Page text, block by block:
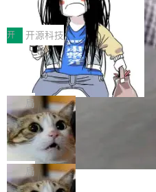
得住、用得稳、省得下、更安全
始，Token使用一目...
q2Seq 和 DocAI 的共同发明人
yals（Gemini 联合负责人，
中文驱动的数字员工，自主理解
骤、编写代码。不挑模型、不挑
装完即用。 开源地址：Gitee ·
b 安装 支持 Java 8+（8~26）
x / Windows / Harmony PC。 #
x / Harmony PC curl -fsSL
r.org/solon...
价值潜能：华为云码道（
代码仓技术解析
一、代码仓深度理解技术的作用
程实践中，代码仓是企业核心知
体。企业级代码仓库通常包含数
个文件，其规模远超单次模型调
文窗口。随着项目规模的持续扩
不断累积，代码仓中的模块关系
务逻辑等关键信息往往分散于数
件之中，形成高度复杂的知识关
代码检索手段（如关键词匹配、目
在语法层面完成文本定位，难以触
内涵与结构关联，导致开发者使用
开 开源科技
一条“删库”命令跑 17 小时，算
师删光 89TB 数据只为干私活
最高人民检察院8月4日公布了一
名90后算法工程师王某，为了给
服务器空间，删光了公司AI游戏
数据。 王某2024年1月入职东城
短剧部门，有互联网大厂背景。在
调整期间，部门三次通知全员将
移到B集群，王某都回复了"收到"
局
Cloudflare 分享推理优化实践
che 量化 + 权重压缩，吞吐量
1%，成本降 30%
Kimi 和 GLM 是当前最强的大模
它们有一个共同的问题：太吃显
的 Kimi K 系列和智谱的 GLM 都
局